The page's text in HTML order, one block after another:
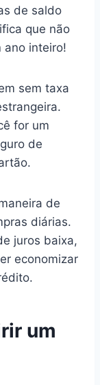
de saldo
que não
ano inteiro!
sem taxa
for um
de
de
diárias.
juros baixa,
economizar
um